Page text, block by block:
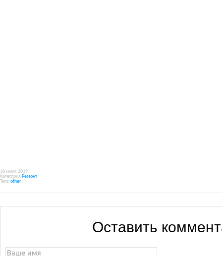
18 июля 2019
Категория Ремонт
Тэги: other.
Оставить